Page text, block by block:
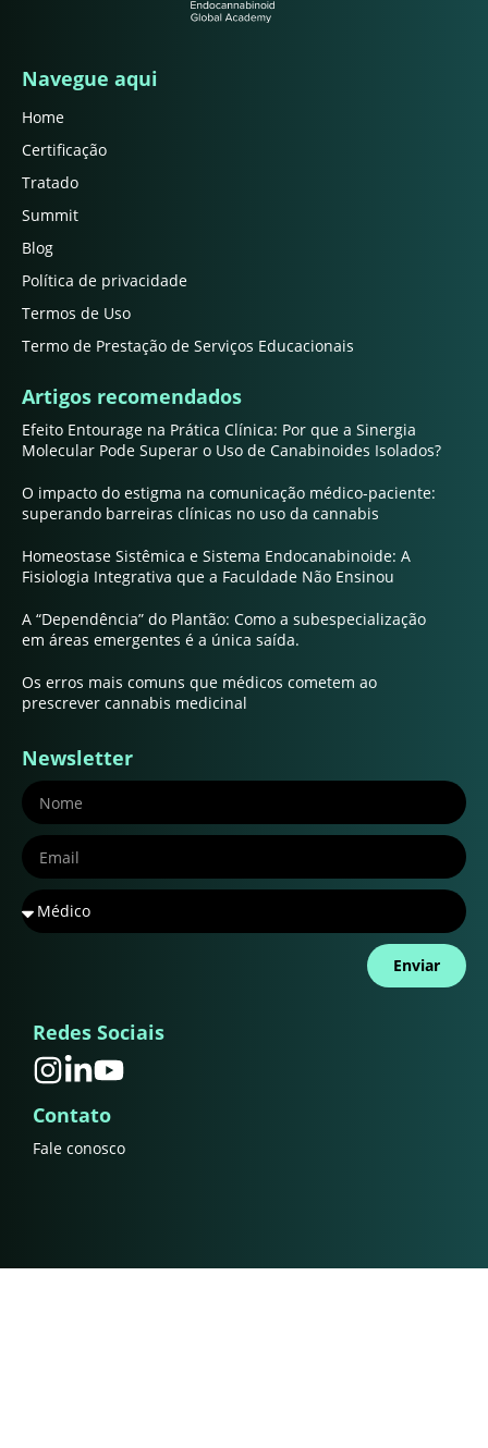
Navegue aqui
Home
Certificação
Tratado
Summit
Blog
Política de privacidade
Termos de Uso
Termo de Prestação de Serviços Educacionais
Artigos recomendados
Efeito Entourage na Prática Clínica: Por que a Sinergia
Molecular Pode Superar o Uso de Canabinoides Isolados?
O impacto do estigma na comunicação médico-paciente:
superando barreiras clínicas no uso da cannabis
Homeostase Sistêmica e Sistema Endocanabinoide: A
Fisiologia Integrativa que a Faculdade Não Ensinou
A “Dependência” do Plantão: Como a subespecialização
em áreas emergentes é a única saída.
Os erros mais comuns que médicos cometem ao
prescrever cannabis medicinal
Newsletter
Enviar
Redes Sociais
Contato
Fale conosco